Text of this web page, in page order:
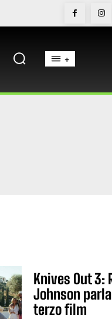
+
Knives Out 3:
Johnson
terzo film